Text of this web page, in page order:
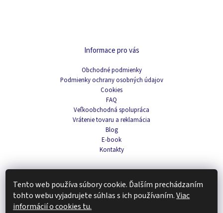
Tento web používa súbory cookie. Ďalším prechádzaním
tohto webu vyjadrujete súhlas s ich používaním.Viac
informácií o cookies tu.
Informace pro vás
Obchodné podmienky
Podmienky ochrany osobných údajov
Cookies
FAQ
Veľkoobchodná spolupráca
Vrátenie tovaru a reklamácia
Blog
E-book
Kontakty
Navigace